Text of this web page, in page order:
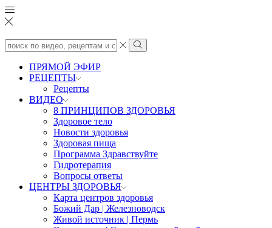
Search
input
Search
ПРЯМОЙ ЭФИР
РЕЦЕПТЫ
Рецепты
ВИДЕО
8 ПРИНЦИПОВ ЗДОРОВЬЯ
Здоровое тело
Новости здоровья
Здоровая пища
Программа Здравствуйте
Гидротерапия
Вопросы ответы
ЦЕНТРЫ ЗДОРОВЬЯ
Карта центров здоровья
Божий Дар | Железноводск
Живой источник | Пермь